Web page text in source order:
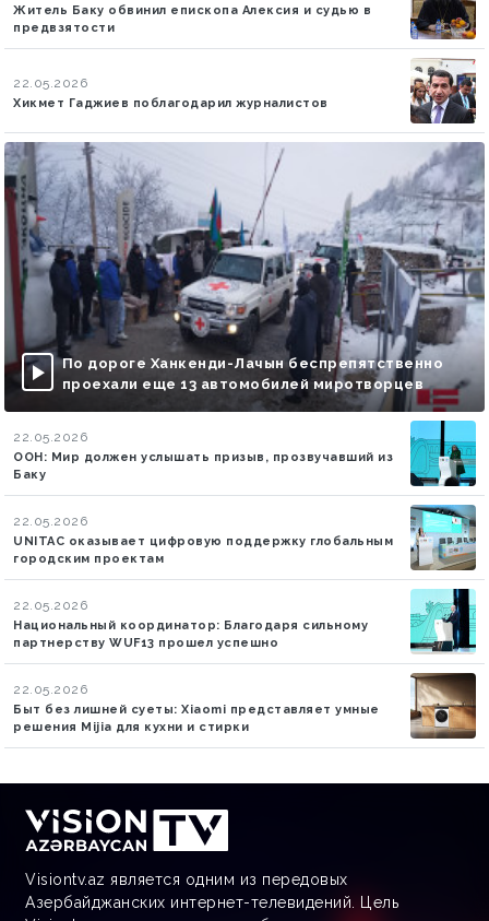
Житель Баку обвинил епископа Алексия и судью в
предвзятости
22.05.2026
Хикмет Гаджиев поблагодарил журналистов
По дороге Ханкенди-Лачын беспрепятственно
проехали еще 13 автомобилей миротворцев
22.05.2026
ООН: Мир должен услышать призыв, прозвучавший из
Баку
22.05.2026
UNITAC оказывает цифровую поддержку глобальным
городским проектам
22.05.2026
Национальный координатор: Благодаря сильному
партнерству WUF13 прошел успешно
22.05.2026
Быт без лишней суеты: Xiaomi представляет умные
решения Mijia для кухни и стирки
Visiontv.az является одним из передовых
Азербайджанских интернет-телевидений. Цель